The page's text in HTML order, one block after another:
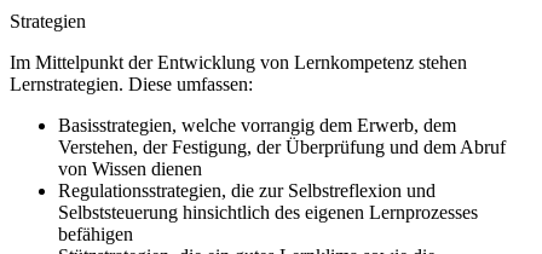
Strategien
Im Mittelpunkt der Entwicklung von Lernkompetenz stehen
Lernstrategien. Diese umfassen:
Basisstrategien, welche vorrangig dem Erwerb, dem
Verstehen, der Festigung, der Überprüfung und dem Abruf
von Wissen dienen
Regulationsstrategien, die zur Selbstreflexion und
Selbststeuerung hinsichtlich des eigenen Lernprozesses
befähigen